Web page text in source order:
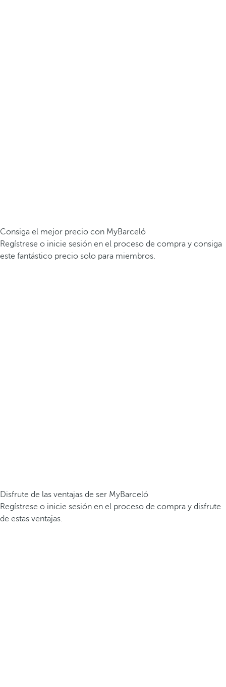
Consiga el mejor precio con MyBarceló
Regístrese o inicie sesión en el proceso de compra y consiga
este fantástico precio solo para miembros.
Disfrute de las ventajas de ser MyBarceló
Regístrese o inicie sesión en el proceso de compra y disfrute
de estas ventajas.